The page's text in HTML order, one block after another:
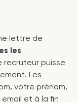
lettre de
les
recruteur puisse
Les
votre prénom,
et à la fin